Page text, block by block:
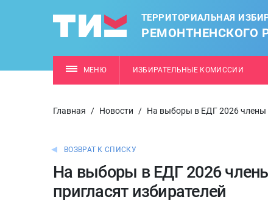
ТЕРРИТОРИАЛЬНАЯ
РЕМОНТНЕНСКОГО
МЕНЮ ИЗБИРАТЕЛЬНЫЕ КОМИССИИ
Главная / Новости / На выборы в ЕДГ 2026 члены
ВОЗВРАТ К СПИСКУ
На выборы в ЕДГ 2026
пригласят избирателей